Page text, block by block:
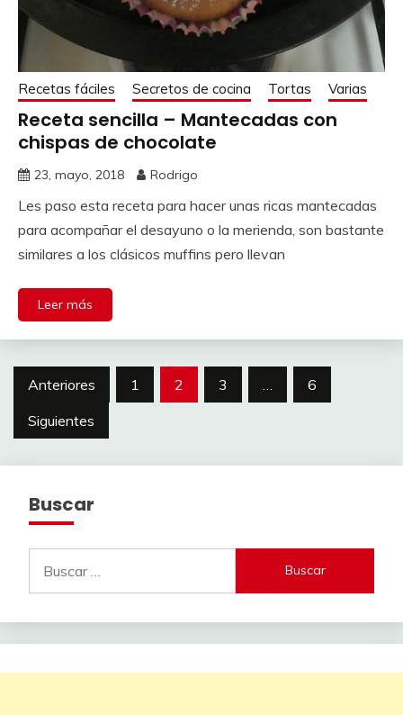
Recetas fáciles Secretos de cocina Tortas Varias
Receta sencilla – Mantecadas con
chispas de chocolate
23, mayo, 2018 Rodrigo
Les paso esta receta para hacer unas ricas mantecadas
para acompañar el desayuno o la merienda, son bastante
similares a los clásicos muffins pero llevan
Leer más
Paginación
de
entradas
Anteriores 1 2 3
6
Siguientes
Buscar